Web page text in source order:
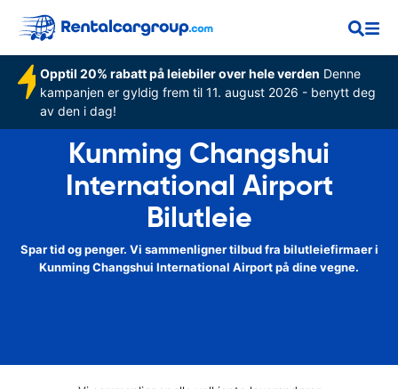
Opptil 20% rabatt på leiebiler over hele verden Denne
kampanjen er gyldig frem til 11. august 2026 - benytt deg
av den i dag!
Kunming Changshui
International Airport
Bilutleie
Spar tid og penger. Vi sammenligner tilbud fra bilutleiefirmaer i
Kunming Changshui International Airport på dine vegne.